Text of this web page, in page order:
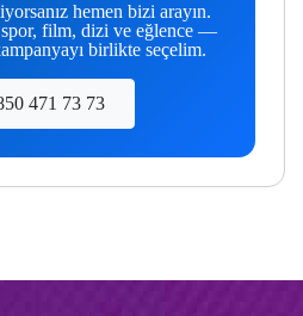
hemen bizi arayın.
film, dizi ve eğlence —
birlikte seçelim.
471 73 73